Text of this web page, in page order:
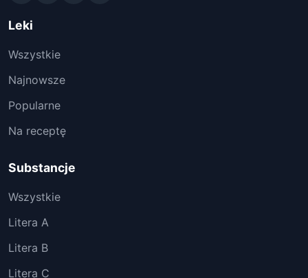
Leki
Wszystkie
Najnowsze
Popularne
Na receptę
Substancje
Wszystkie
Litera A
Litera B
Litera C